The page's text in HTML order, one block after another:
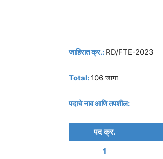
जाहिरात क्र.: RD/FTE-2023
Total: 106 जागा
पदाचे नाव आणि तपशील:
पद क्र.
1